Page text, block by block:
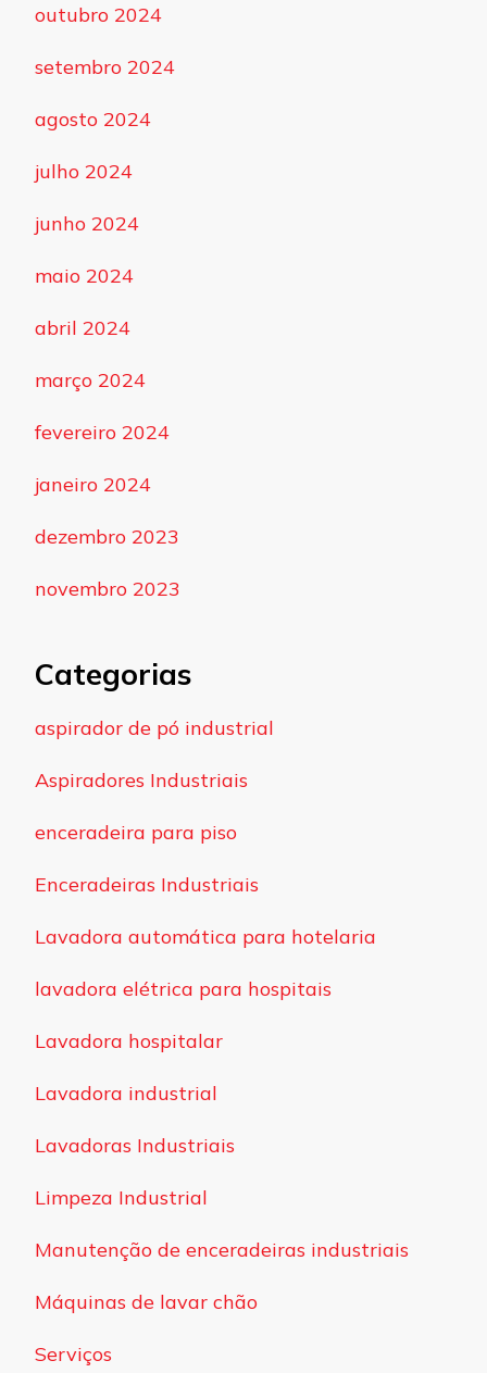
outubro 2024
setembro 2024
agosto 2024
julho 2024
junho 2024
maio 2024
abril 2024
março 2024
fevereiro 2024
janeiro 2024
dezembro 2023
novembro 2023
Categorias
aspirador de pó industrial
Aspiradores Industriais
enceradeira para piso
Enceradeiras Industriais
Lavadora automática para hotelaria
lavadora elétrica para hospitais
Lavadora hospitalar
Lavadora industrial
Lavadoras Industriais
Limpeza Industrial
Manutenção de enceradeiras industriais
Máquinas de lavar chão
Serviços